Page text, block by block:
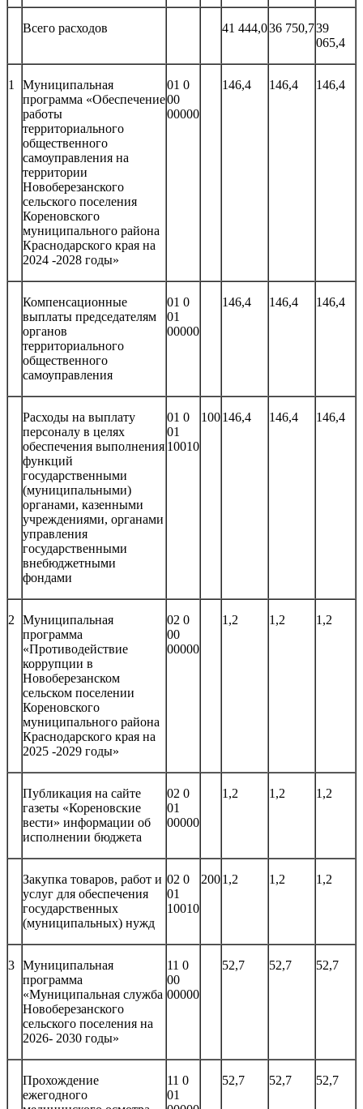
Всего расходов 41 444,036 750,739
065,4
1
Муниципальная
программа «Обеспечение
работы
территориального
общественного
самоуправления на
территории
Новоберезанского
сельского поселения
Кореновского
муниципального района
Краснодарского края на
2024 -2028 годы»
01 0
00
00000
146,4 146,4 146,4
Компенсационные
выплаты председателям
органов
территориального
общественного
самоуправления
01 0
01
00000
146,4 146,4 146,4
Расходы на выплату
персоналу в целях
обеспечения выполнения
функций
государственными
(муниципальными)
органами, казенными
учреждениями, органами
управления
государственными
внебюджетными
фондами
01 0
01
10010
100146,4 146,4 146,4
2
Муниципальная
программа
«Противодействие
коррупции в
Новоберезанском
сельском поселении
Кореновского
муниципального района
Краснодарского края на
2025 -2029 годы»
02 0
00
00000
1,2 1,2 1,2
Публикация на сайте
газеты «Кореновские
вести» информации об
исполнении бюджета
02 0
01
00000
1,2 1,2 1,2
Закупка товаров, работ и
услуг для обеспечения
государственных
(муниципальных) нужд
02 0
01
10010
2001,2 1,2 1,2
3 Муниципальная
программа
«Муниципальная служба
Новоберезанского
сельского поселения на
2026- 2030 годы»
11 0
00
00000
52,7 52,7 52,7
Прохождение
ежегодного
11 0
01
52,7 52,7 52,7